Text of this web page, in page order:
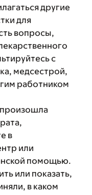
другие
для
вопросы,
с
медсестрой,
работником
произошла
в
или
помощью.
или показать,
в каком